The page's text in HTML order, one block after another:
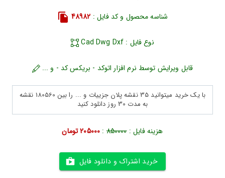
شناسه محصول و کد فایل : 48982
نوع فایل : Cad Dwg Dxf
قابل ویرایش توسط نرم افزار اتوکد - بریکس کد - و ...
با یک خرید میتوانید 35 نقشه پلان جزییات و ... را بین 180560 نقشه
به مدت 30 روز دانلود کنید
هزینه فایل :850000
: 205000 تومان
خرید اشتراک و دانلود فایل